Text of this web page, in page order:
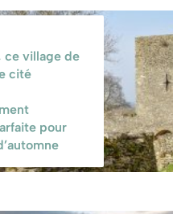
à
se pare d’or et de
automne 2025, un
spectacle à voir
une fois dans sa
ce village de
cité
pour